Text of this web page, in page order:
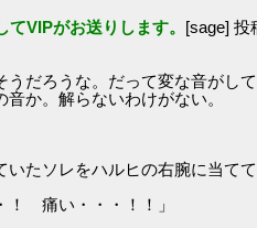
VIPがお送りします。 [sage] 投
だろうな。だって変な音がして
か。解らないわけがない。
たソレをハルヒの右腕に当て
！ 痛い・・・！！」